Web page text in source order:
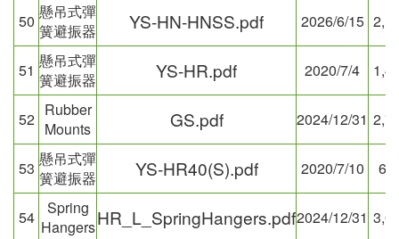
50 懸吊式彈
簧避振器
YS-HN-HNSS.pdf 2026/6/15
51 懸吊式彈
簧避振器
YS-HR.pdf 2020/7/4
52 Rubber
Mounts
GS.pdf 2024/12/31
53 懸吊式彈
簧避振器
YS-HR40(S).pdf 2020/7/10
54
Spring
HangersHR_L_SpringHangers.pdf2024/12/31